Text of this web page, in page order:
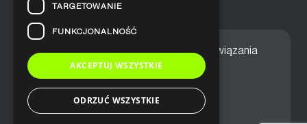
Home Nasze podejście Rozwiązania
Usługi Aktualności
TARGETOWANIE
FUNKCJONALNOŚĆ
AKCEPTUJ WSZYSTKIE
ODRZUĆ WSZYSTKIE